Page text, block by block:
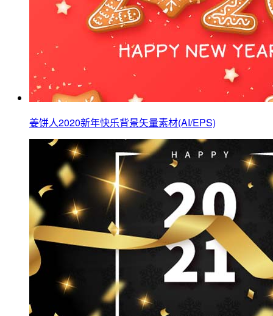
姜饼人2020新年快乐背景矢量素材(AI/EPS)